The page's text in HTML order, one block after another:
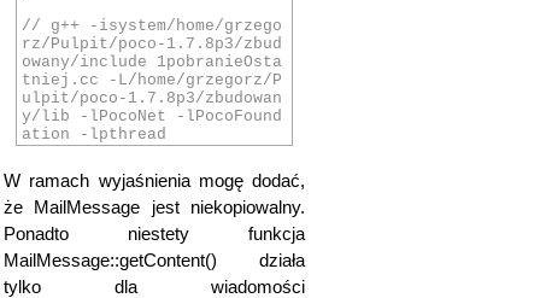
// g++ -isystem/home/grzego
rz/Pulpit/poco-1.7.8p3/zbud
owany/include 1pobranieOsta
tniej.cc -L/home/grzegorz/P
ulpit/poco-1.7.8p3/zbudowan
y/lib -lPocoNet -lPocoFound
ation -lpthread
W ramach wyjaśnienia mogę dodać,
że MailMessage jest niekopiowalny.
Ponadto niestety funkcja
MailMessage::getContent() działa
tylko dla wiadomości